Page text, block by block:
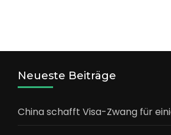
Neueste Beiträge
China schafft Visa-Zwang für